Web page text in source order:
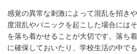
感覚の異常な刺激によって混乱を招き
度混乱やパニックを起こした場合には
を落ち着かせることが大切です。落ち
に確保しておいたり、学校生活の中で